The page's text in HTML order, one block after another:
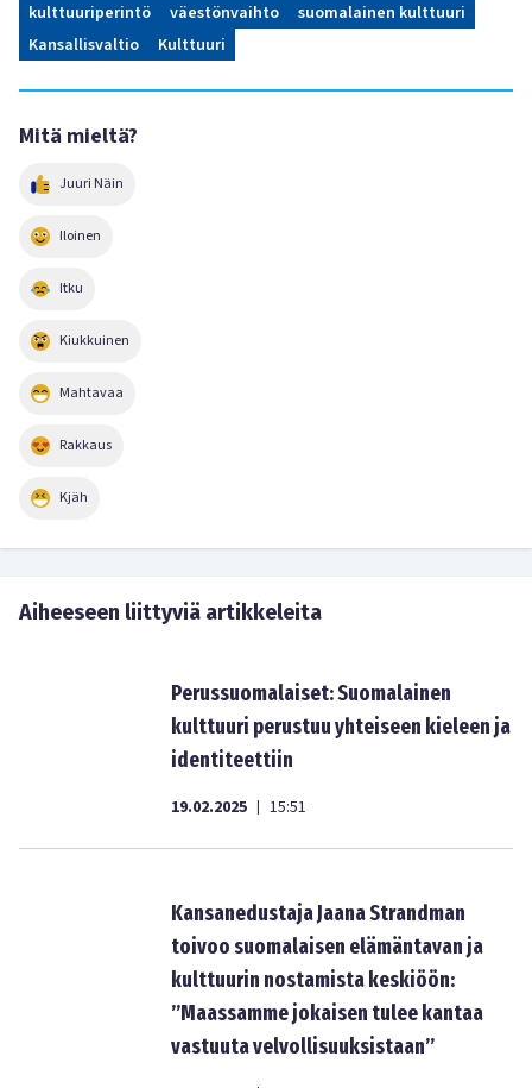
kulttuuriperintö
väestönvaihto
suomalainen kulttuuri
Kansallisvaltio
Kulttuuri
Mitä mieltä?
Juuri Näin
Iloinen
Itku
Kiukkuinen
Mahtavaa
Rakkaus
Kjäh
Aiheeseen liittyviä artikkeleita
Perussuomalaiset: Suomalainen
kulttuuri perustuu yhteiseen kieleen ja
identiteettiin
19.02.2025 | 15:51
Kansanedustaja Jaana Strandman
toivoo suomalaisen elämäntavan ja
kulttuurin nostamista keskiöön:
”Maassamme jokaisen tulee kantaa
vastuuta velvollisuuksistaan”